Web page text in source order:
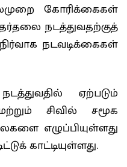
கோரிக்கைகள்
நடத்துவதற்குத்
நடவடிக்கைகள்
ஏற்படும்
சிவில் சமூக
எழுப்பியுள்ளது
காட்டியுள்ளது.